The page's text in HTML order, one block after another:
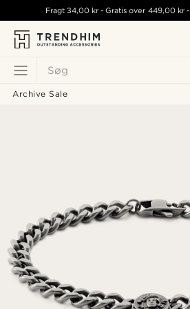
Søg
Fragt34,00 kr - Gratis over 449,00 kr-
Archive Sale